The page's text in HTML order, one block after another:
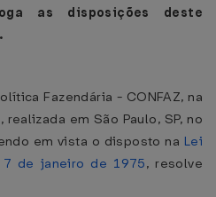
as disposições deste
Fazendária - CONFAZ, na
em São Paulo, SP, no
em vista o disposto na Lei
de janeiro de 1975, resolve